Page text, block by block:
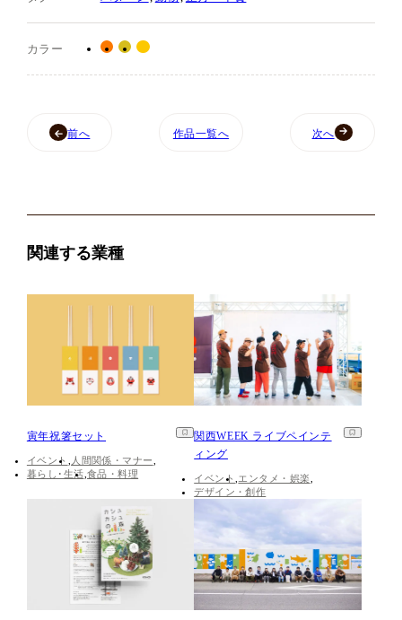
カラー
前へ 作品一覧へ 次へ
関連する業種
寅年祝箸セット
イベント
人間関係・マナー
暮らし･生活 食品・料理
関西WEEK ライブペインテ
ィング
イベント
エンタメ・娯楽
デザイン・創作